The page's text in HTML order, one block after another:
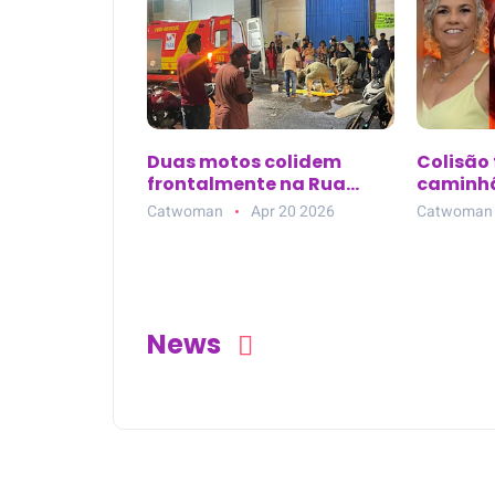
Duas motos colidem
frontalmente na Rua
Anastácio Melo, no bairro
Salgadinho, em
Catwoman Apr 20 2026
três
Catwoman
News